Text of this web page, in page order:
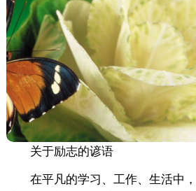
关于励志的谚语
在平凡的学习、工作、生活中